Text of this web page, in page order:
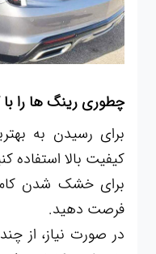
چطوری رینگ ها را
برای رسیدن به
کیفیت بالا استفاده
برای خشک شدن
فرصت دهید.
در صورت نیاز، از